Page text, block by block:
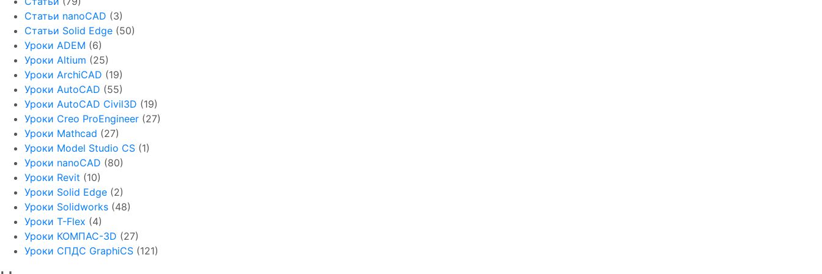
Статьи nanoCAD (3)
Статьи Solid Edge (50)
Уроки ADEM (6)
Уроки Altium (25)
Уроки ArchiCAD (19)
Уроки AutoCAD (55)
Уроки AutoCAD Civil3D (19)
Уроки Creo ProEngineer (27)
Уроки Mathcad (27)
Уроки Model Studio CS (1)
Уроки nanoCAD (80)
Уроки Revit (10)
Уроки Solid Edge (2)
Уроки Solidworks (48)
Уроки T-Flex (4)
Уроки КОМПАС-3D (27)
Уроки СПДС GraphiCS (121)